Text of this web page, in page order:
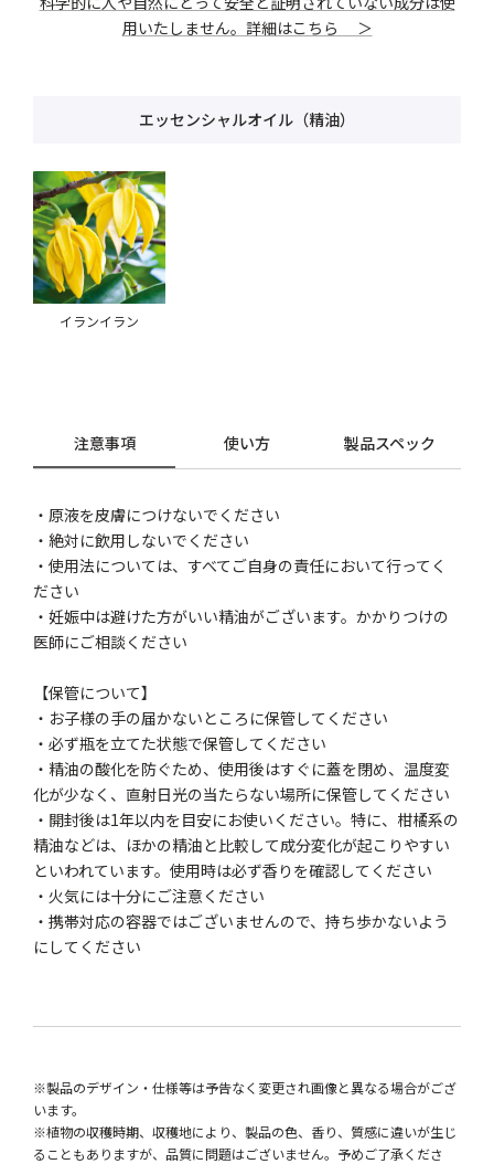
用いたしません。詳細はこちら ＞
エッセンシャルオイル（精油）
イランイラン
注意事項 使い方 製品スペック
・原液を皮膚につけないでください
・絶対に飲用しないでください
・使用法については、すべてご自身の責任において行ってく
ださい
・妊娠中は避けた方がいい精油がございます。かかりつけの
医師にご相談ください
【保管について】
・お子様の手の届かないところに保管してください
・必ず瓶を立てた状態で保管してください
・精油の酸化を防ぐため、使用後はすぐに蓋を閉め、温度変
化が少なく、直射日光の当たらない場所に保管してください
・開封後は1年以内を目安にお使いください。特に、柑橘系の
精油などは、ほかの精油と比較して成分変化が起こりやすい
といわれています。使用時は必ず香りを確認してください
・火気には十分にご注意ください
・携帯対応の容器ではございませんので、持ち歩かないよう
にしてください
※製品のデザイン・仕様等は予告なく変更され画像と異なる場合がござ
います。
※植物の収穫時期、収穫地により、製品の色、香り、質感に違いが生じ
ることもありますが、品質に問題はございません。予めご了承くださ